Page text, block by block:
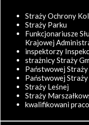
Straży Ochrony
Straży Parku
Funkcjonariusze
Krajowej
inspektorzy
strażnicy Straży
Państwowej
Państwowej
Straży Leśnej
Straży
kwalifikowani